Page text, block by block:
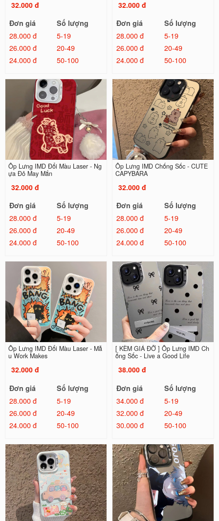
32.000 đ
Đơn giá
Số lượng
28.000 đ
5-19
26.000 đ
20-49
24.000 đ
50-100
32.000 đ
Đơn giá
Số lượng
28.000 đ
5-19
26.000 đ
20-49
24.000 đ
50-100
Ốp Lưng IMD Đổi Màu Laser - Ng
ựa Đỏ May Mắn
32.000 đ
Đơn giá
Số lượng
28.000 đ
5-19
26.000 đ
20-49
24.000 đ
50-100
Ốp Lưng IMD Chống Sốc - CUTE
CAPYBARA
32.000 đ
Đơn giá
Số lượng
28.000 đ
5-19
26.000 đ
20-49
24.000 đ
50-100
Ốp Lưng IMD Đổi Màu Laser - Mẫ
u Work Makes
32.000 đ
Đơn giá
Số lượng
28.000 đ
5-19
26.000 đ
20-49
24.000 đ
50-100
[ KÈM GIÁ ĐỠ ] Ốp Lưng IMD Ch
ống Sốc - Live a Good Life
38.000 đ
Đơn giá
Số lượng
34.000 đ
5-19
32.000 đ
20-49
30.000 đ
50-100